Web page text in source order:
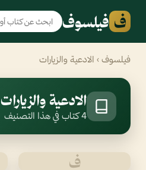
ف فيلسوف
فيلسوف › الادعية والزيارات
الادعية والزيارات
4 كتاب في هذا التصنيف
ف